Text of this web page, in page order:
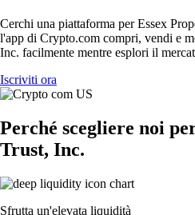
Cerchi una piattaforma per Essex
l'app di Crypto.com compri, vendi e
Inc. facilmente mentre esplori il
Iscriviti ora
Perché scegliere noi
Trust, Inc.
Sfrutta un'elevata liquidità